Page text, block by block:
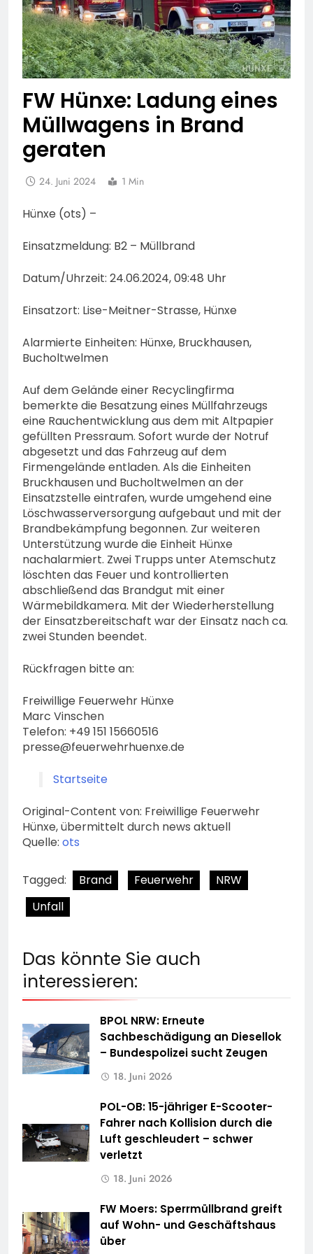
FW Hünxe: Ladung eines
Müllwagens in Brand
geraten
24. Juni 2024 1 Min
Hünxe (ots) –
Einsatzmeldung: B2 – Müllbrand
Datum/Uhrzeit: 24.06.2024, 09:48 Uhr
Einsatzort: Lise-Meitner-Strasse, Hünxe
Alarmierte Einheiten: Hünxe, Bruckhausen,
Bucholtwelmen
Auf dem Gelände einer Recyclingfirma
bemerkte die Besatzung eines Müllfahrzeugs
eine Rauchentwicklung aus dem mit Altpapier
gefüllten Pressraum. Sofort wurde der Notruf
abgesetzt und das Fahrzeug auf dem
Firmengelände entladen. Als die Einheiten
Bruckhausen und Bucholtwelmen an der
Einsatzstelle eintrafen, wurde umgehend eine
Löschwasserversorgung aufgebaut und mit der
Brandbekämpfung begonnen. Zur weiteren
Unterstützung wurde die Einheit Hünxe
nachalarmiert. Zwei Trupps unter Atemschutz
löschten das Feuer und kontrollierten
abschließend das Brandgut mit einer
Wärmebildkamera. Mit der Wiederherstellung
der Einsatzbereitschaft war der Einsatz nach ca.
zwei Stunden beendet.
Rückfragen bitte an:
Freiwillige Feuerwehr Hünxe
Marc Vinschen
Telefon: +49 151 15660516
presse@feuerwehrhuenxe.de
Startseite
Original-Content von: Freiwillige Feuerwehr
Hünxe, übermittelt durch news aktuell
Quelle: ots
Tagged: Brand Feuerwehr
NRW
Unfall
Das könnte Sie auch
interessieren:
BPOL NRW: Erneute
Sachbeschädigung an Diesellok
– Bundespolizei sucht Zeugen
18. Juni 2026
POL-OB: 15-jähriger E-Scooter-
Fahrer nach Kollision durch die
Luft geschleudert – schwer
verletzt
18. Juni 2026
FW Moers: Sperrmüllbrand greift
auf Wohn- und Geschäftshaus
über